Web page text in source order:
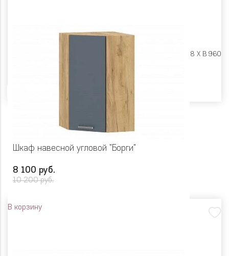
Ш 300 X Г 318 X В 960
Шкаф навесной угловой "Борги"
8 100 руб.
10 200 руб.
В корзину